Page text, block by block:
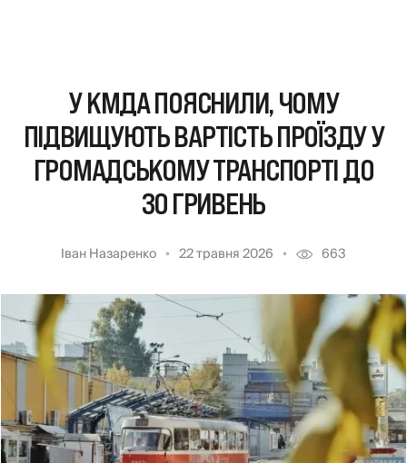
У КМДА ПОЯСНИЛИ, ЧОМУ
ПІДВИЩУЮТЬ ВАРТІСТЬ ПРОЇЗДУ У
ГРОМАДСЬКОМУ ТРАНСПОРТІ ДО
30 ГРИВЕНЬ
Іван Назаренко 22 травня 2026 663